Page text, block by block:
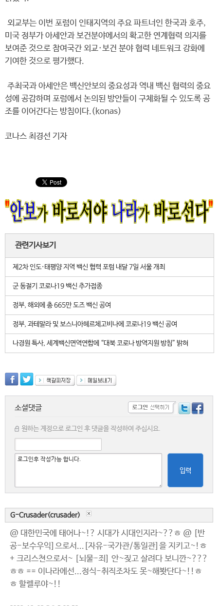
외교부는 이번 포럼이 인태지역의 주요 파트너인 한국과 호주,
미국 정부가 아세안과 보건분야에서의 확고한 연계협력 의지를
보여준 것으로 참여국간 외교·보건 분야 협력 네트워크 강화에
기여한 것으로 평가했다.
주최국과 아세안은 백신안보의 중요성과 역내 백신 협력의 중요
성에 공감하며 포럼에서 논의된 방안들이 구체화될 수 있도록 공
조를 이어간다는 방침이다.(konas)
코나스 최경선 기자
관련기사보기
제2차 인도·태평양 지역 백신 협력 포럼 내달 7일 서울 개최
군 동절기 코로나19 백신 추가접종
정부, 해외에 총 665만 도즈 백신 공여
정부, 과테말라 및 보스니아헤르체고비나에 코로나19 백신 공여
나경원 특사, 세계백신면역연합에 “대북 코로나 방역지원 방침” 밝혀
소셜댓글
원하는 계정으로 로그인 후 댓글을 작성하여 주십시요.
입력
G-Crusader(crusader)
@ 대한민국에 태어나~!? 시대가 시대인지라~??ㅎ @ [반
공-보수우익]으로서...[자유-국가관/통일관]을 지키고~!ㅎ
+ 크리스쳔으로서~ [뇌물-죄] 안~짖고 살려다 보니깐~???
ㅎㅎ == 이나라에선...정식-취직조차도 못~해봣단다~!!ㅎ
ㅎ 할렐루야~!!